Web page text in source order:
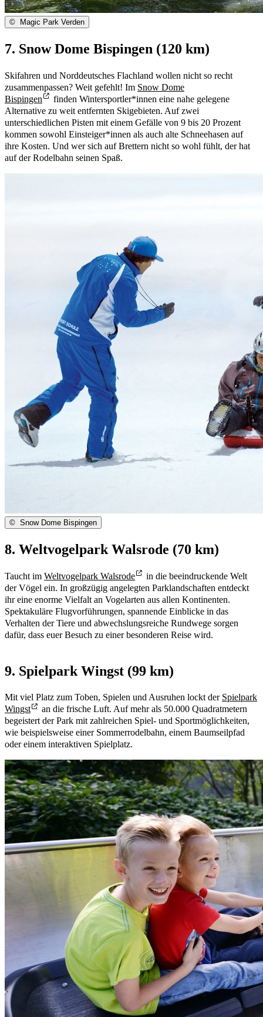
© Magic Park Verden
7. Snow Dome Bispingen (120 km)
Skifahren und Norddeutsches Flachland wollen nicht so recht
zusammenpassen? Weit gefehlt! Im Snow Dome
Bispingen
finden Wintersportler*innen eine nahe gelegene
Alternative zu weit entfernten Skigebieten. Auf zwei
unterschiedlichen Pisten mit einem Gefälle von 9 bis 20 Prozent
kommen sowohl Einsteiger*innen als auch alte Schneehasen auf
ihre Kosten. Und wer sich auf Brettern nicht so wohl fühlt, der hat
auf der Rodelbahn seinen Spaß.
© Snow Dome Bispingen
8. Weltvogelpark Walsrode (70 km)
Taucht im Weltvogelpark Walsrode
in die beeindruckende Welt
der Vögel ein. In großzügig angelegten Parklandschaften entdeckt
ihr eine enorme Vielfalt an Vogelarten aus allen Kontinenten.
Spektakuläre Flugvorführungen, spannende Einblicke in das
Verhalten der Tiere und abwechslungsreiche Rundwege sorgen
dafür, dass euer Besuch zu einer besonderen Reise wird.
9. Spielpark Wingst (99 km)
Mit viel Platz zum Toben, Spielen und Ausruhen lockt der Spielpark
Wingst
an die frische Luft. Auf mehr als 50.000 Quadratmetern
begeistert der Park mit zahlreichen Spiel- und Sportmöglichkeiten,
wie beispielsweise einer Sommerrodelbahn, einem Baumseilpfad
oder einem interaktiven Spielplatz.